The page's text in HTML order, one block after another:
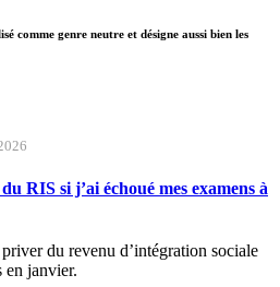
comme genre neutre et désigne aussi bien les
RIS si j’ai échoué mes examens à
du revenu d’intégration sociale
en janvier.